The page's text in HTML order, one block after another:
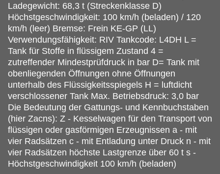
Ladegewicht: 68,3 t (Streckenklasse D)
Höchstgeschwindigkeit: 100 km/h (beladen) / 120
km/h (leer) Bremse: Frein KE-GP (LL)
Verwendungsfähigkeit: RIV Tankcode: L4DH L =
Tank für Stoffe in flüssigem Zustand 4 =
zutreffender Mindestprüfdruck in bar D= Tank mit
obenliegenden Öffnungen ohne Öffnungen
unterhalb des Flüssigkeitsspiegels H = luftdicht
verschlossener Tank Max. Betriebsdruck: 3,0 bar
Die Bedeutung der Gattungs- und Kennbuchstaben
(hier Zacns): Z - Kesselwagen für den Transport von
flüssigen oder gasförmigen Erzeugnissen a - mit
vier Radsätzen c - mit Entladung unter Druck n - mit
vier Radsätzen höchste Lastgrenze über 60 t s -
Höchstgeschwindigkeit 100 km/h (beladen)